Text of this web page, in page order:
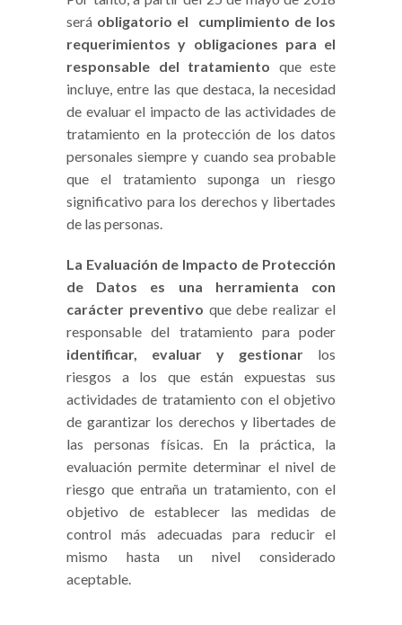
será obligatorio el cumplimiento de los
requerimientos y obligaciones para el
responsable del tratamiento que este
incluye, entre las que destaca, la necesidad
de evaluar el impacto de las actividades de
tratamiento en la protección de los datos
personales siempre y cuando sea probable
que el tratamiento suponga un riesgo
significativo para los derechos y libertades
de las personas.
La Evaluación de Impacto de Protección
de Datos es una herramienta con
carácter preventivo que debe realizar el
responsable del tratamiento para poder
identificar, evaluar y gestionar los
riesgos a los que están expuestas sus
actividades de tratamiento con el objetivo
de garantizar los derechos y libertades de
las personas físicas. En la práctica, la
evaluación permite determinar el nivel de
riesgo que entraña un tratamiento, con el
objetivo de establecer las medidas de
control más adecuadas para reducir el
mismo hasta un nivel considerado
aceptable.